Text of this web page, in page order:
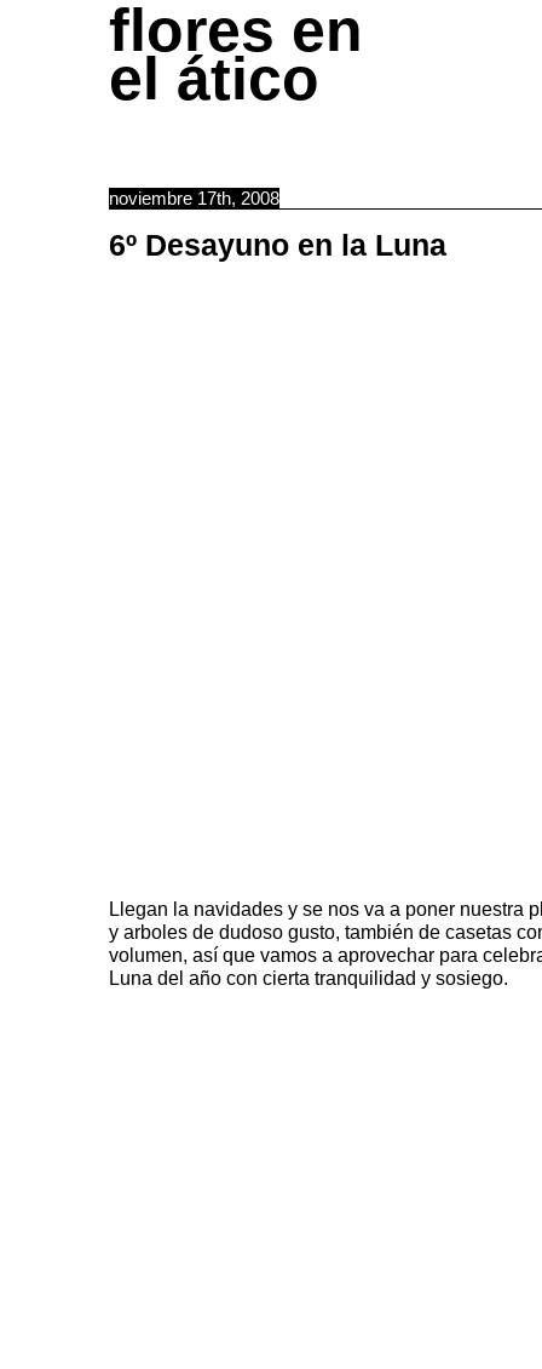
flores en
el ático
noviembre 17th, 2008
6º Desayuno en la Luna
Llegan la navidades y se nos va a poner nuestra
y arboles de dudoso gusto, también de casetas
volumen, así que vamos a aprovechar para
Luna del año con cierta tranquilidad y sosiego.